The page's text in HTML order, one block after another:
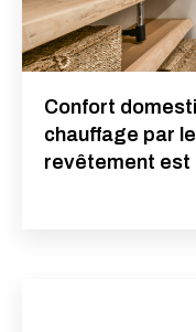
Confort
chauffage par
revêtement est